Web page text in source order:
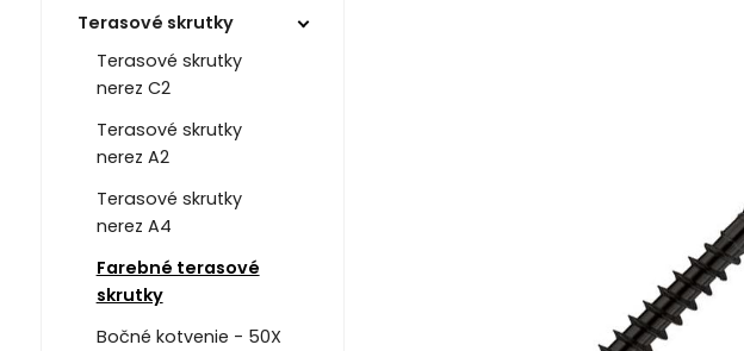
Terasové skrutky
Terasové skrutky
nerez C2
Terasové skrutky
nerez A2
Terasové skrutky
nerez A4
Farebné terasové
skrutky
Bočné kotvenie - 50X